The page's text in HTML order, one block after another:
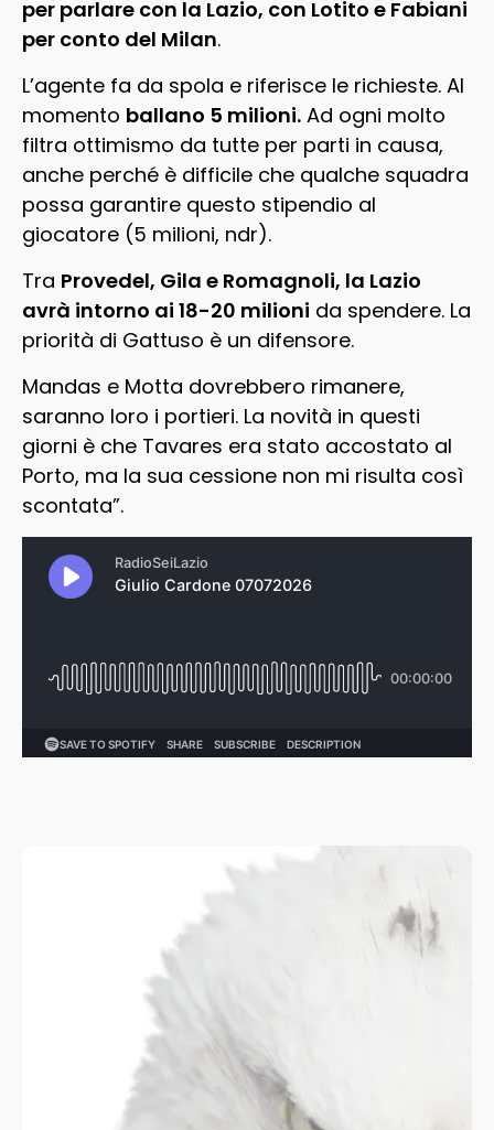
per parlare con la Lazio, con Lotito e Fabiani
per conto del Milan.
L’agente fa da spola e riferisce le richieste. Al
momento ballano 5 milioni. Ad ogni molto
filtra ottimismo da tutte per parti in causa,
anche perché è difficile che qualche squadra
possa garantire questo stipendio al
giocatore (5 milioni, ndr).
Tra Provedel, Gila e Romagnoli, la Lazio
avrà intorno ai 18-20 milioni da spendere. La
priorità di Gattuso è un difensore.
Mandas e Motta dovrebbero rimanere,
saranno loro i portieri. La novità in questi
giorni è che Tavares era stato accostato al
Porto, ma la sua cessione non mi risulta così
scontata”.